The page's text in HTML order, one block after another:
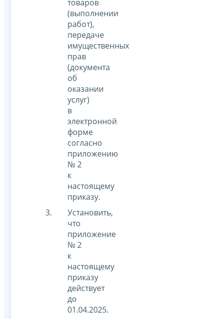
товаров
(выполнении
работ),
передаче
имущественных
прав
(документа
об
оказании
услуг)
в
электронной
форме
согласно
приложению
№ 2
к
настоящему
приказу.
Установить,
что
приложение
№ 2
к
настоящему
приказу
действует
до
01.04.2025.